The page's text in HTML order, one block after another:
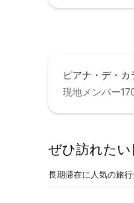
ピアナ・デ・カ
現地メンバー
ぜひ訪⁠れ⁠た⁠い
長期滞在に人気の旅